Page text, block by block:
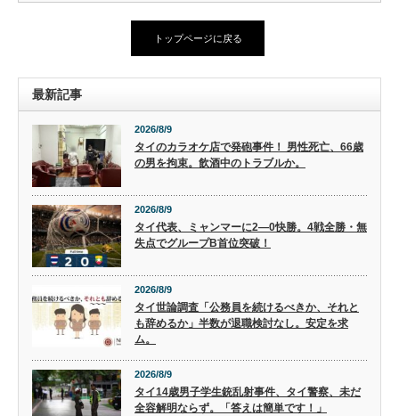
トップページに戻る
最新記事
2026/8/9
タイのカラオケ店で発砲事件！ 男性死亡、66歳
の男を拘束。飲酒中のトラブルか。
2026/8/9
タイ代表、ミャンマーに2―0快勝。4戦全勝・無
失点でグループB首位突破！
2026/8/9
タイ世論調査「公務員を続けるべきか、それと
も辞めるか」半数が退職検討なし。安定を求
ム。
2026/8/9
タイ14歳男子学生銃乱射事件、タイ警察、未だ
全容解明ならず。「答えは簡単です！」